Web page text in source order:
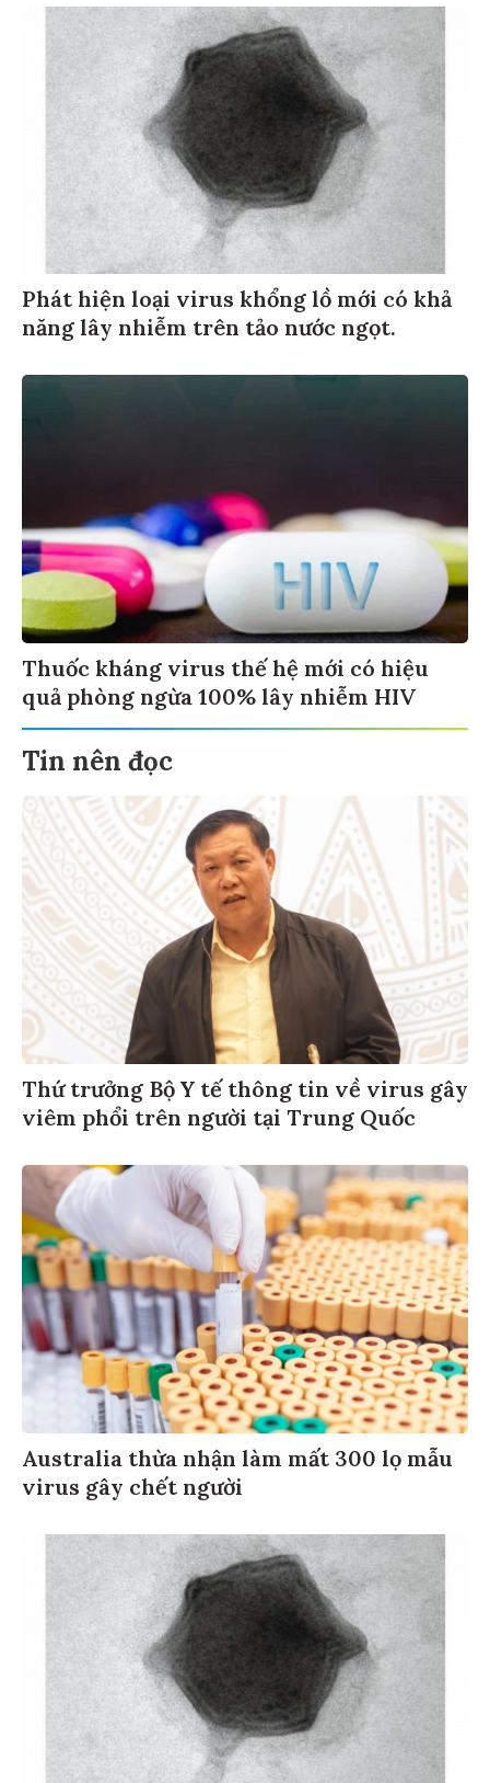
Phát hiện loại virus khổng lồ mới có khả
năng lây nhiễm trên tảo nước ngọt.
Thuốc kháng virus thế hệ mới có hiệu
quả phòng ngừa 100% lây nhiễm HIV
Tin nên đọc
Thứ trưởng Bộ Y tế thông tin về virus gây
viêm phổi trên người tại Trung Quốc
Australia thừa nhận làm mất 300 lọ mẫu
virus gây chết người